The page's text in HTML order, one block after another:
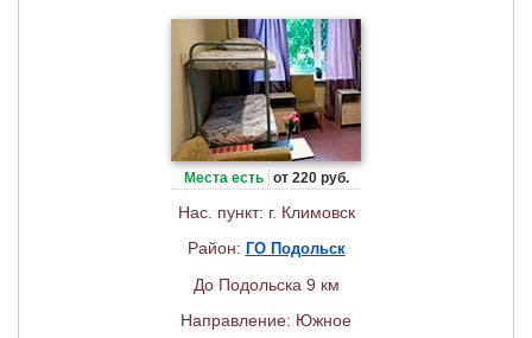
Места есть от 220 руб.
Нас. пункт: г. Климовск
Район: ГО Подольск
До Подольска 9 км
Направление: Южное